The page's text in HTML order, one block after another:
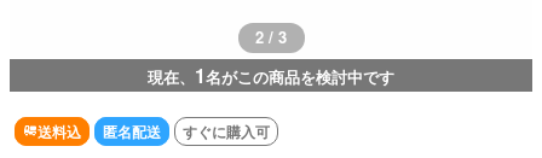
3 / 3
現在、 1名がこの商品を検討中です
送料込 匿名配送 すぐに購入可